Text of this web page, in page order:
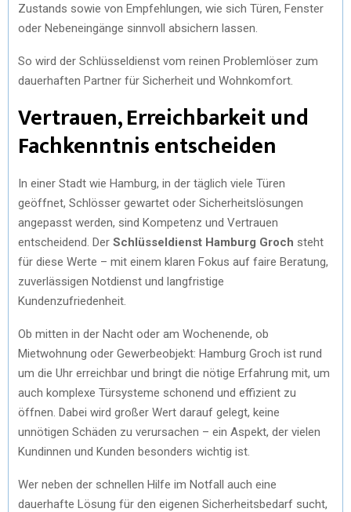
Zustands sowie von Empfehlungen, wie sich Türen, Fenster
oder Nebeneingänge sinnvoll absichern lassen.
So wird der Schlüsseldienst vom reinen Problemlöser zum
dauerhaften Partner für Sicherheit und Wohnkomfort.
Vertrauen, Erreichbarkeit und
Fachkenntnis entscheiden
In einer Stadt wie Hamburg, in der täglich viele Türen
geöffnet, Schlösser gewartet oder Sicherheitslösungen
angepasst werden, sind Kompetenz und Vertrauen
entscheidend. Der Schlüsseldienst Hamburg Groch steht
für diese Werte – mit einem klaren Fokus auf faire Beratung,
zuverlässigen Notdienst und langfristige
Kundenzufriedenheit.
Ob mitten in der Nacht oder am Wochenende, ob
Mietwohnung oder Gewerbeobjekt: Hamburg Groch ist rund
um die Uhr erreichbar und bringt die nötige Erfahrung mit, um
auch komplexe Türsysteme schonend und effizient zu
öffnen. Dabei wird großer Wert darauf gelegt, keine
unnötigen Schäden zu verursachen – ein Aspekt, der vielen
Kundinnen und Kunden besonders wichtig ist.
Wer neben der schnellen Hilfe im Notfall auch eine
dauerhafte Lösung für den eigenen Sicherheitsbedarf sucht,